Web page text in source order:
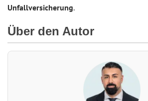
Unfallversicherung.
Über den Autor